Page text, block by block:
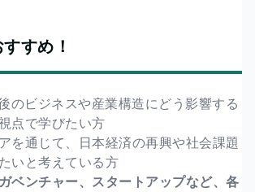
すめ！
のビジネスや産業構造にどう影響する
点で学びたい方
を通じて、日本経済の再興や社会課題
いと考えている方
ベンチャー、スタートアップなど、各